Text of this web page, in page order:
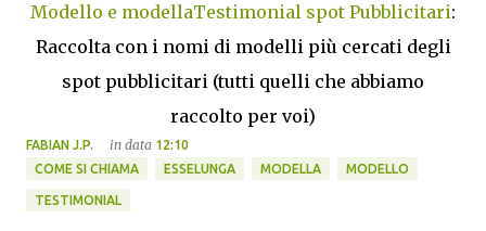
Modello e modellaTestimonial spot Pubblicitari:
Raccolta con i nomi di modelli più cercati degli
spot pubblicitari (tutti quelli che abbiamo
raccolto per voi)
FABIAN J.P. in data 12:10
COME SI CHIAMA
ESSELUNGA MODELLA MODELLO
TESTIMONIAL